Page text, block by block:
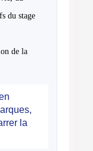
du stage
de la
la